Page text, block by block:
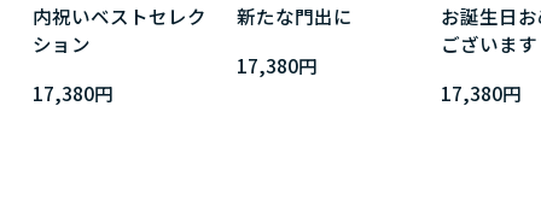
内祝いベストセレク
ション
17,380円
新たな門出に
17,380円
お誕生日
ございま
17,380円